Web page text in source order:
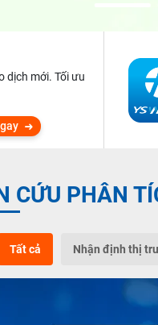
dịch mới. Tối ưu
CỨU PHÂN
Tất cả Nhận định thị